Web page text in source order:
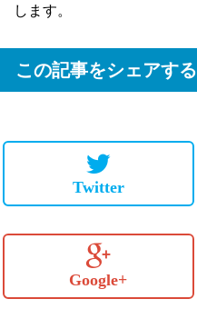
します。
この記事をシェアする
Twitter
Google+